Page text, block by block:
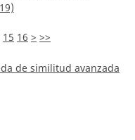
15 16 > >>
de similitud avanzada